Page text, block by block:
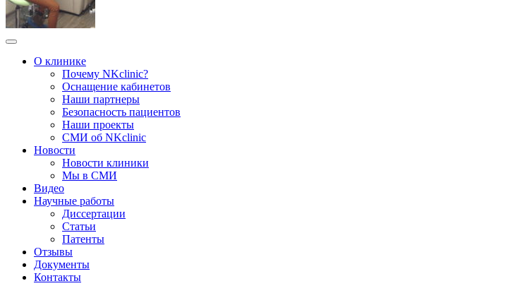
О клинике
Почему NKclinic?
Оснащение кабинетов
Наши партнеры
Безопасность пациентов
Наши проекты
СМИ об NKclinic
Новости
Новости клиники
Мы в СМИ
Видео
Научные работы
Диссертации
Статьи
Патенты
Отзывы
Документы
Контакты